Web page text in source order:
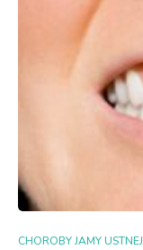
CHOROBY JAMY USTNEJ